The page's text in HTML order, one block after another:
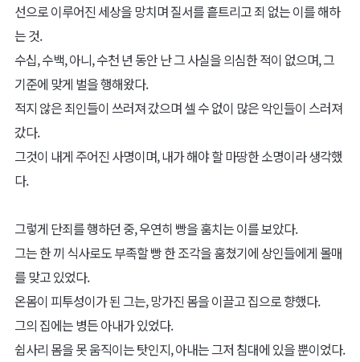
선으로 이루어진 세상을 망치며 질서를 흩트리고 죄 없는 이를 해하
는 것.
수십, 수백, 아니, 수천 년 동안 난 그 사실을 의심한 적이 없으며, 그
기준에 맞게 벌을 행해왔다.
적지 않은 죄인들이 쓰러져 갔으며 셀 수 없이 많은 악인들이 스러져
갔다.
그것이 내게 주어진 사명이며, 내가 해야 할 마땅한 소명이라 생각했
다.
그렇게 단죄를 행하던 중, 우연히 빵을 훔치는 이를 보았다.
그는 한 끼 식사로도 부족할 빵 한 조각을 훔쳤기에 상인들에게 몰매
를 맞고 있었다.
온몸이 피투성이가 된 그는, 망가진 몸을 이끌고 집으로 향했다.
그의 집에는 병든 아내가 있었다.
쉽사리 몸을 못 움직이는 탓인지, 아내는 그저 침대에 있을 뿐이었다.